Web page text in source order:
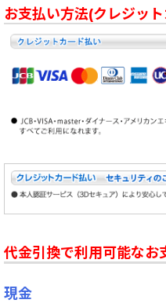
お支払い方法(クレジッ
代金引換で利用可能なお
現金